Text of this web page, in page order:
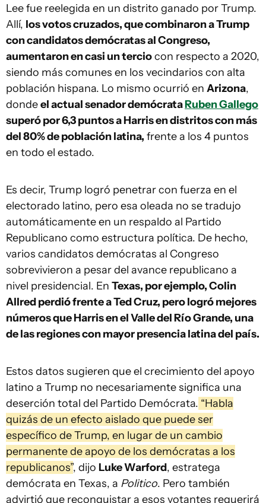
Lee fue reelegida en un distrito ganado por Trump.
Allí, los votos cruzados, que combinaron a Trump
con candidatos demócratas al Congreso,
aumentaron en casi un terciocon respecto a 2020,
siendo más comunes en los vecindarios con alta
población hispana. Lo mismo ocurrió en Arizona,
dondeel actual senador demócrataRuben Gallego
superó por 6,3 puntos a Harris en distritos con más
del 80% de población latina, frente a los 4 puntos
en todo el estado.
Es decir, Trump logró penetrar con fuerza en el
electorado latino, pero esa oleada no se tradujo
automáticamente en un respaldo al Partido
Republicano como estructura política. De hecho,
varios candidatos demócratas al Congreso
sobrevivieron a pesar del avance republicano a
nivel presidencial. En Texas, por ejemplo, Colin
Allred perdió frente a Ted Cruz, pero logró mejores
números que Harris en el Valle del Río Grande, una
de las regiones con mayor presencia latina del país.
Estos datos sugieren que el crecimiento del apoyo
latino a Trump no necesariamente significa una
deserción total del Partido Demócrata. “Habla
quizás de un efecto aislado que puede ser
específico de Trump, en lugar de un cambio
permanente de apoyo de los demócratas a los
republicanos”, dijo Luke Warford, estratega
demócrata en Texas, a Politico. Pero también
advirtió que reconquistar a esos votantes requerirá